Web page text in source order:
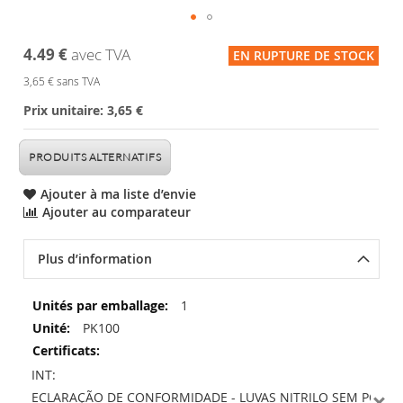
4.49 €avec TVA
3,65 €sans TVA
Prix unitaire: 3,65 €
EN RUPTURE DE STOCK
PRODUITS ALTERNATIFS
Ajouter à ma liste d’envie
Ajouter au comparateur
to
the
beginning
of
the
images
gallery
Plus d’information
Plus
d’information
1
PK100
INT:
DECLARAÇÃO DE CONFORMIDADE - LUVAS NITRILO SEM PÓ